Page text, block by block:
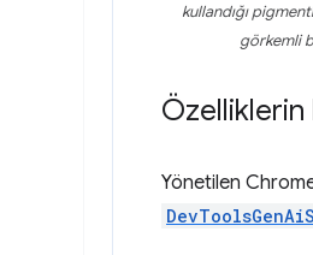
kullandığı
görkemli
Özelliklerin
Yönetilen